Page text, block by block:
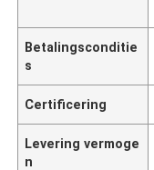
Betalingsconditie
s
Certificering
Levering vermoge
n